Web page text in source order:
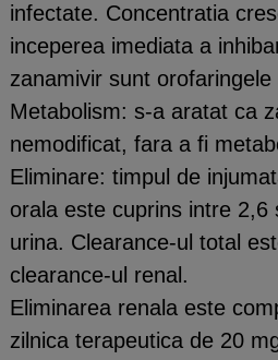
infectate. Concentratia
inceperea imediata a
zanamivir sunt
Metabolism: s-a aratat ca
nemodificat, fara a fi
Eliminare: timpul de
orala este cuprins intre
urina. Clearance-ul total
clearance-ul renal.
Eliminarea renala este
zilnica terapeutica de 20